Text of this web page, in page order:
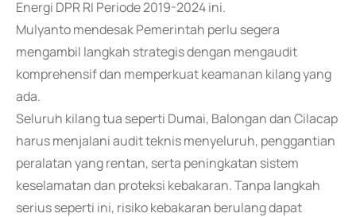
Energi DPR RI Periode 2019-2024 ini.
Mulyanto mendesak Pemerintah perlu segera
mengambil langkah strategis dengan mengaudit
komprehensif dan memperkuat keamanan kilang yang
ada.
Seluruh kilang tua seperti Dumai, Balongan dan Cilacap
harus menjalani audit teknis menyeluruh, penggantian
peralatan yang rentan, serta peningkatan sistem
keselamatan dan proteksi kebakaran. Tanpa langkah
serius seperti ini, risiko kebakaran berulang dapat